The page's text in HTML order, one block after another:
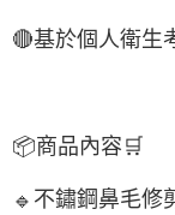
🔴基於個人衛生
📦商品內容 🛒
🔹 不鏽鋼鼻毛修